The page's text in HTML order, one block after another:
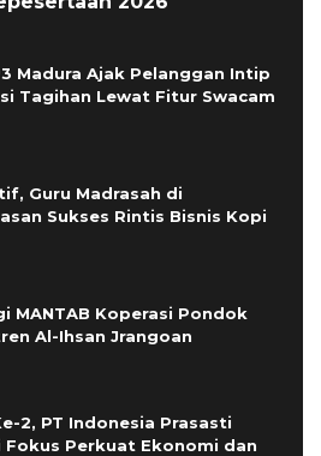
Madura Ajak Pelanggan Intip
Tagihan Lewat Fitur Swacam
Guru Madrasah di
Sukses Rintis Bisnis Kopi
MANTAB Koperasi Pondok
Al-Ihsan Jrangoan
2, PT Indonesia Prasasti
Fokus Perkuat Ekonomi dan